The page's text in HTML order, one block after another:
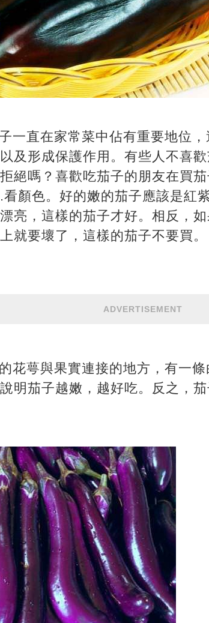
一直在家常菜中佔有重要地位
及形成保護作用。有些人不喜
絕嗎？喜歡吃茄子的朋友在買
顏色。好的嫩的茄子應該是紅
亮，這樣的茄子才好。相反，
就要壞了，這樣的茄子不要買。
ADVERTISEMENT
花萼與果實連接的地方，有一
明茄子越嫩，越好吃。反之，